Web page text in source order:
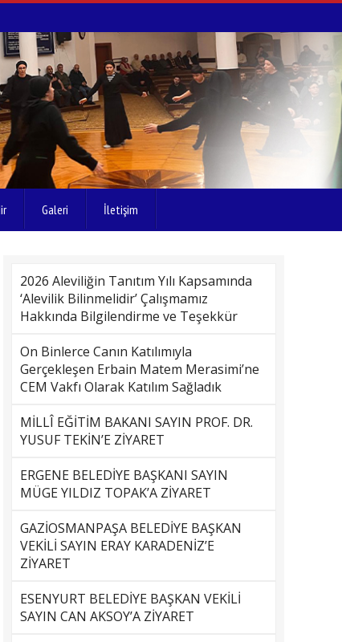
Galeri İletişim
2026 Aleviliğin Tanıtım Yılı Kapsamında
‘Alevilik Bilinmelidir’ Çalışmamız
Hakkında Bilgilendirme ve Teşekkür
On Binlerce Canın Katılımıyla
Gerçekleşen Erbain Matem Merasimi’ne
CEM Vakfı Olarak Katılım Sağladık
MİLLÎ EĞİTİM BAKANI SAYIN PROF. DR.
YUSUF TEKİN’E ZİYARET
ERGENE BELEDİYE BAŞKANI SAYIN
MÜGE YILDIZ TOPAK’A ZİYARET
GAZİOSMANPAŞA BELEDİYE BAŞKAN
VEKİLİ SAYIN ERAY KARADENİZ’E
ZİYARET
ESENYURT BELEDİYE BAŞKAN VEKİLİ
SAYIN CAN AKSOY’A ZİYARET